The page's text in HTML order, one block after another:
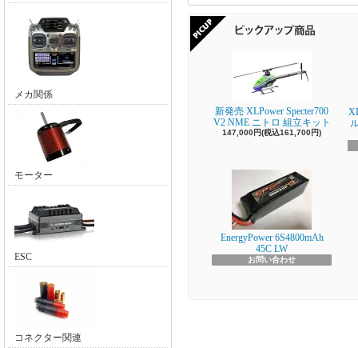
メカ関係
モーター
ESC
コネクター関連
新発売 XLPower Specter700
V2 NME ニトロ 組立キット
147,000円(税込161,700円)
EnergyPower 6S4800mAh
45C LW
お問い合わせ